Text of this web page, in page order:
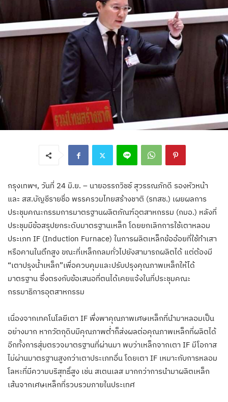
กรุงเทพฯ, วันที่ 24 มิ.ย. – นายอรรถวิชช์ สุวรรณภักดี รองหัวหน้า
และ สส.บัญชีรายชื่อ พรรครวมไทยสร้างชาติ (รทสช.) เผยผลการ
ประชุมคณะกรรมการมาตรฐานผลิตภัณฑ์อุตสาหกรรม (กมอ.) หลังที่
ประชุมมีข้อสรุปยกระดับมาตรฐานเหล็ก โดยยกเลิกการใช้เตาหลอม
ประเภท IF (Induction Furnace) ในการผลิตเหล็กข้ออ้อยที่ใช้ทำเสา
หรือคานในตึกสูง ขณะที่เหล็กกลมทั่วไปยังสามารถผลิตได้ แต่ต้องมี
“เตาปรุงน้ำเหล็ก”เพื่อควบคุมและปรับปรุงคุณภาพเหล็กให้ได้
มาตรฐาน ซึ่งตรงกับข้อเสนอที่ตนได้เคยแจ้งในที่ประชุมคณะ
กรรมาธิการอุตสาหกรรม
เนื่องจากเทคโนโลยีเตา IF พึ่งพาคุณภาพเศษเหล็กที่นำมาหลอมเป็น
อย่างมาก หากวัตถุดิบมีคุณภาพต่ำก็ส่งผลต่อคุณภาพเหล็กที่ผลิตได้
อีกทั้งการสุ่มตรวจมาตรฐานที่ผ่านมา พบว่าเหล็กจากเตา IF มีโอกาส
ไม่ผ่านมาตรฐานสูงกว่าเตาประเภทอื่น โดยเตา IF เหมาะกับการหลอม
โลหะที่มีความบริสุทธิ์สูง เช่น สเตนเลส มากกว่าการนำมาผลิตเหล็ก
เส้นจากเศษเหล็กที่รวบรวมภายในประเทศ